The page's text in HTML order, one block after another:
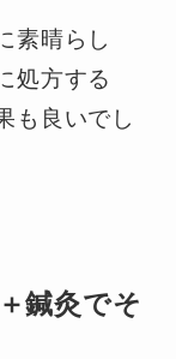
素晴らし
処方する
も良いでし
鍼灸でそ